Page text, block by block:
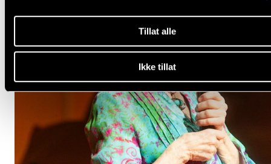
Tillat alle
Ikke tillat